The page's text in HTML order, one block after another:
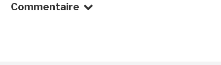
Commentaire